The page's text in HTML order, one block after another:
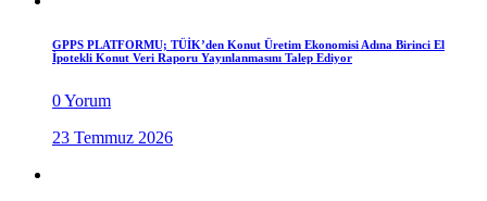
GPPS PLATFORMU; TÜİK’den Konut Üretim Ekonomisi Adına Birinci El
İpotekli Konut Veri Raporu Yayınlanmasını Talep Ediyor
0 Yorum
23 Temmuz 2026